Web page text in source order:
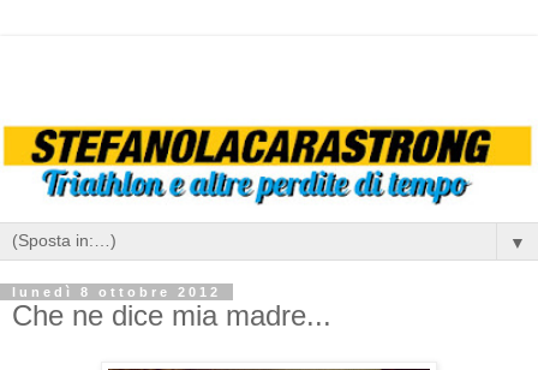
▼
lunedì 8 ottobre 2012
Che ne dice mia madre...